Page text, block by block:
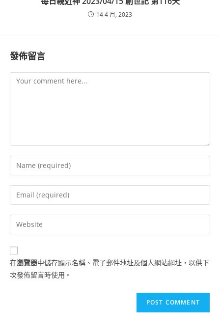
14 4 月, 2023
發佈留言
在瀏覽器中儲存顯示名稱、電子郵件地址及個人網站網址，以供下
次發佈留言時使用。